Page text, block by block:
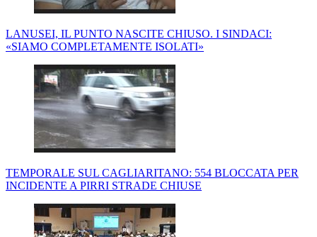
LANUSEI, IL PUNTO NASCITE CHIUSO. I SINDACI:
«SIAMO COMPLETAMENTE ISOLATI»
TEMPORALE SUL CAGLIARITANO: 554 BLOCCATA PER
INCIDENTE A PIRRI STRADE CHIUSE